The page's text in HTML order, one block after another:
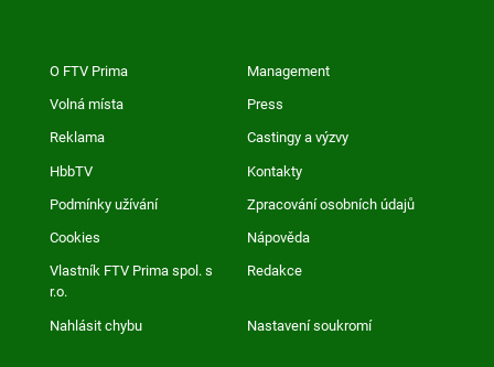
O FTV Prima Management
Volná místa Press
Reklama Castingy a výzvy
HbbTV Kontakty
Podmínky užívání Zpracování osobních údajů
Cookies Nápověda
Vlastník FTV Prima spol. s
r.o.
Redakce
Nahlásit chybu Nastavení soukromí